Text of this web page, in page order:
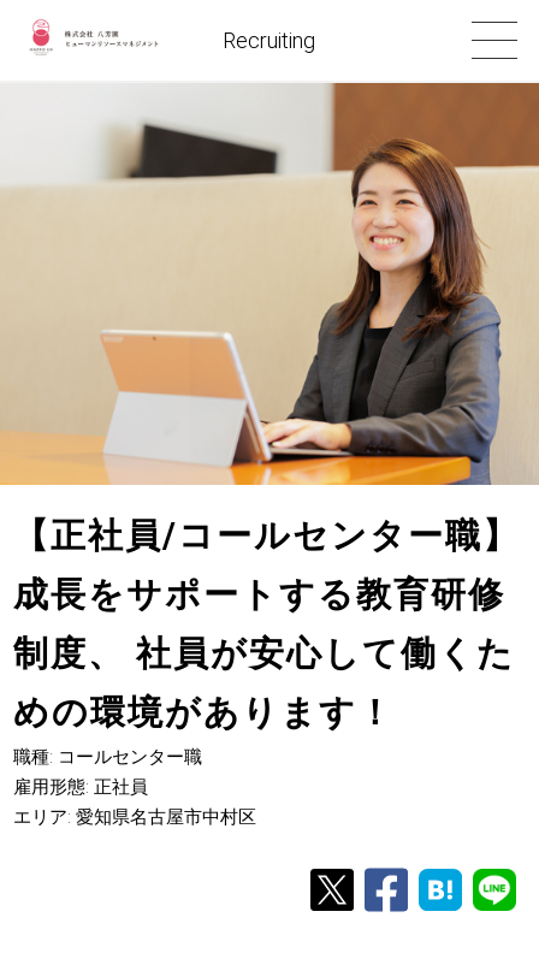
Recruiting
【正社員/コールセンター職】
成長をサポートする教育研修
制度、 社員が安心して働くた
めの環境があります！
職種: コールセンター職
雇用形態: 正社員
エリア: 愛知県名古屋市中村区